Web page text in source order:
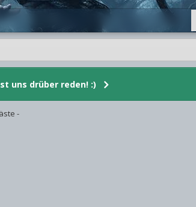
uns drüber reden! :)
-